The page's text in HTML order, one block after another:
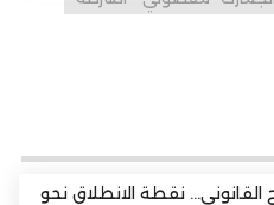
القانوني… نقطة الانطلاق نحو